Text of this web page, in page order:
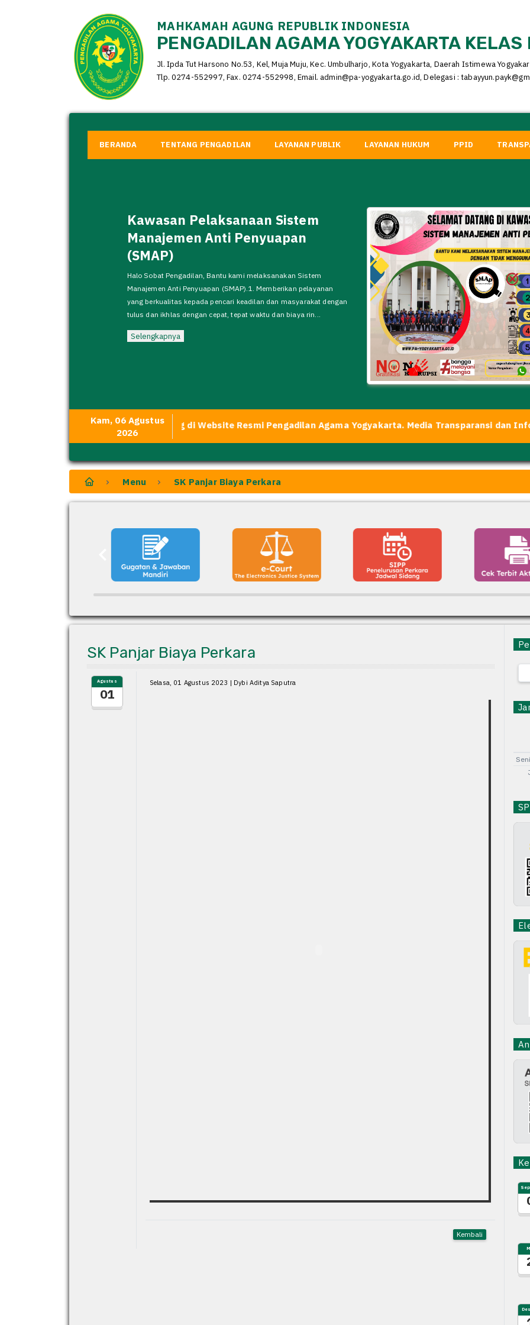
MAHKAMAH AGUNG REPUBLIK INDONESIA
PENGADILAN AGAMA YOGYAKARTA KELAS
Jl. Ipda Tut Harsono No.53, Kel, Muja Muju, Kec. Umbulharjo, Kota Yogyakarta, Daerah Istimewa
Tlp. 0274-552997, Fax. 0274-552998, Email. admin@pa-yogyakarta.go.id, Delegasi :
PPID
LAYANAN HUKUM
LAYANAN PUBLIK
TENTANG PENGADILAN
BERANDA
Kawasan Pelaksanaan Sistem
Manajemen Anti Penyuapan
(SMAP)
Halo Sobat Pengadilan, Bantu kami melaksanakan Sistem
Manajemen Anti Penyuapan (SMAP).1. Memberikan pelayanan
yang berkualitas kepada pencari keadilan dan masyarakat dengan
tulus dan ikhlas dengan cepat, tepat waktu dan biaya rin...
Selengkapnya
Kam, 06 Agustus
2026
Selamat Datang di Website Resmi Pengadilan Agama Yogyakarta. Media Transparansi dan Informasi
Menu SK Panjar Biaya Perkara
SK Panjar Biaya Perkara
Agustus
01
Selasa, 01 Agustus 2023 | Dybi Aditya Saputra
Kembali